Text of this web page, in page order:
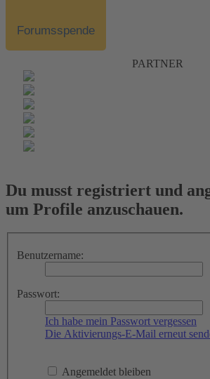
Forumsspende
PARTNER
Du musst registriert und
um Profile anzuschauen.
Benutzername:
Passwort:
Ich habe mein Passwort vergessen
Die Aktivierungs-E-Mail erneut
Angemeldet bleiben